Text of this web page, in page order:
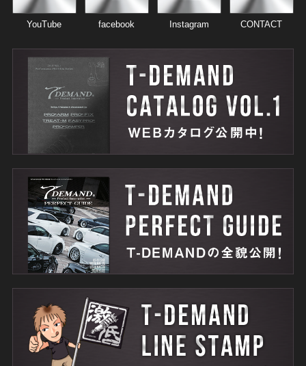
YouTube facebook Instagram CONTACT